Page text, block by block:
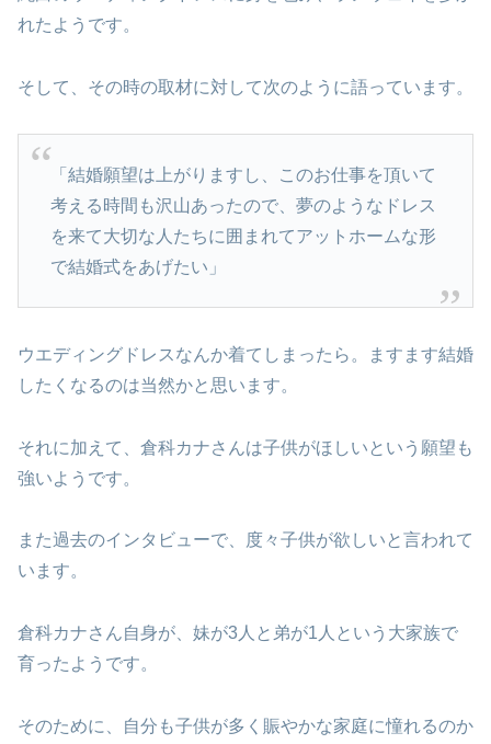
れたようです。
そして、その時の取材に対して次のように語っています。
「結婚願望は上がりますし、このお仕事を頂いて
考える時間も沢山あったので、夢のようなドレス
を来て大切な人たちに囲まれてアットホームな形
で結婚式をあげたい」
ウエディングドレスなんか着てしまったら。ますます結婚
したくなるのは当然かと思います。
それに加えて、倉科カナさんは子供がほしいという願望も
強いようです。
また過去のインタビューで、度々子供が欲しいと言われて
います。
倉科カナさん自身が、妹が3人と弟が1人という大家族で
育ったようです。
そのために、自分も子供が多く賑やかな家庭に憧れるのか